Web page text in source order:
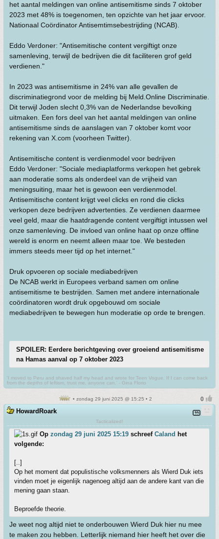
het aantal meldingen van online antisemitisme sinds 7 oktober
2023 met 48% is toegenomen, ten opzichte van het jaar ervoor.
Nationaal Coördinator Antisemtimsebestrijding (NCAB).
Eddo Verdoner: "Antisemitische content vergiftigt onze
samenleving, terwijl de bedrijven die dit faciliteren grof geld
verdienen."
In 2023 was antisemitisme in 24% van alle gevallen de
discriminatiegrond voor de melding bij Meld.Online Discriminatie.
Dit terwijl Joden slecht 0,3% van de Nederlandse bevolking
uitmaken. Een fors deel van het aantal meldingen van online
antisemitisme sinds de aanslagen van 7 oktober komt voor
rekening van X.com (voorheen Twitter).
Antisemitische content is verdienmodel voor bedrijven
Eddo Verdoner: "Sociale mediaplatforms verkopen het gebrek
aan moderatie soms als onderdeel van de vrijheid van
meningsuiting, maar het is gewoon een verdienmodel.
Antisemitische content krijgt veel clicks en rond die clicks
verkopen deze bedrijven advertenties. Ze verdienen daarmee
veel geld, maar die haatdragende content vergiftigt intussen wel
onze samenleving. De invloed van online haat op onze offline
wereld is enorm en neemt alleen maar toe. We besteden
immers steeds meer tijd op het internet."
Druk opvoeren op sociale mediabedrijven
De NCAB werkt in Europees verband samen om online
antisemitisme te bestrijden. Samen met andere internationale
coördinatoren wordt druk opgebouwd om sociale
mediabedrijven te bewegen hun moderatie op orde te brengen.
SPOILER: Eerdere berichtgeving over groeiend antisemitisme
na Hamas aanval op 7 oktober 2023
'I moved to Peru and shaved half my head and wrote for Teen Vogue. If I can come back
from the depths of leftism, trust me, anyone can.' - Gina Florio
• zondag 29 juni 2025 @ 15:25 • 2
HowardRoark
Tacticalized!
Op zondag 29 juni 2025 15:19 schreef Caland het
volgende:
[..]
Op het moment dat populistische volksmenners als Wierd Duk iets
vinden moet je eigenlijk nagenoeg altijd aan de andere kant van die
mening gaan staan.
Beproefde theorie.
Je weet nog altijd niet te onderbouwen Wierd Duk hier nu mee
te maken zou hebben. Letterlijk niemand hier heeft het over die